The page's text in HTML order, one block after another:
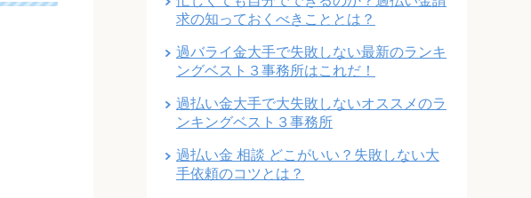
求の知っておくべきこととは？
過バライ金大手で失敗しない最新のランキ
ングベスト３事務所はこれだ！
過払い金大手で大失敗しないオススメのラ
ンキングベスト３事務所
過払い金 相談 どこがいい？失敗しない大
手依頼のコツとは？